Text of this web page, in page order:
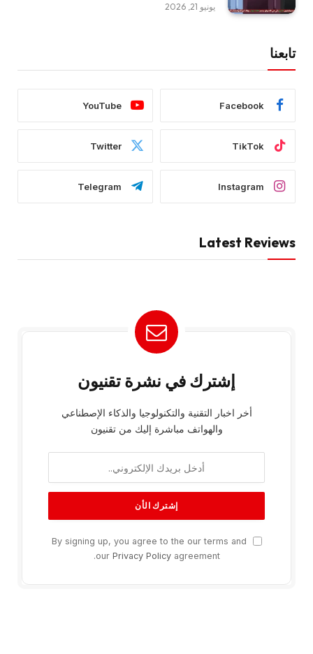
يونيو 21, 2026
تابعنا
Facebook
YouTube
TikTok
Twitter
Instagram
Telegram
Latest Reviews
إشترك في نشرة تقنيون
أخر اخبار التقنية والتكنولوجيا والذكاء الإصطناعي
والهواتف مباشرة إليك من تقنيون
By signing up, you agree to the our terms and
our Privacy Policyagreement.